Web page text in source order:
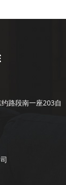
路段南一座203自